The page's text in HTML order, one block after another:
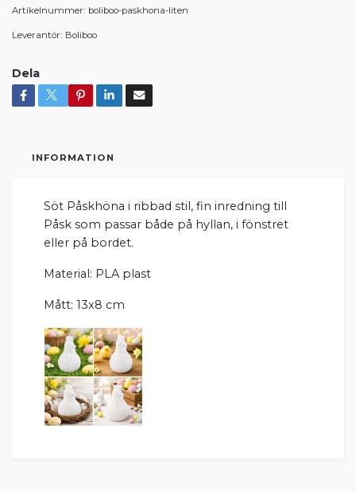
Artikelnummer: boliboo-paskhona-liten
Leverantör: Boliboo
Dela
INFORMATION
Söt Påskhöna i ribbad stil, fin inredning till
Påsk som passar både på hyllan, i fönstret
eller på bordet.
Material: PLA plast
Mått: 13x8 cm